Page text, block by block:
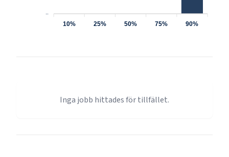
10% 25% 50% 75% 90%
Inga jobb hittades för tillfället.